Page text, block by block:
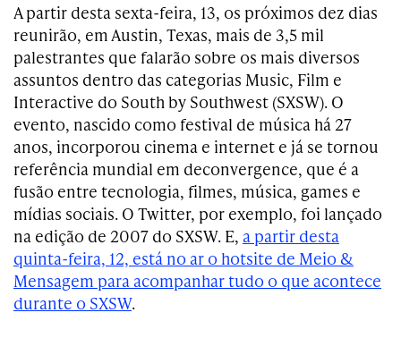
A partir desta sexta-feira, 13, os próximos dez dias
reunirão, em Austin, Texas, mais de 3,5 mil
palestrantes que falarão sobre os mais diversos
assuntos dentro das categorias Music, Film e
Interactive do South by Southwest (SXSW). O
evento, nascido como festival de música há 27
anos, incorporou cinema e internet e já se tornou
referência mundial em deconvergence, que é a
fusão entre tecnologia, filmes, música, games e
mídias sociais. O Twitter, por exemplo, foi lançado
na edição de 2007 do SXSW. E, a partir desta
quinta-feira, 12, está no ar o hotsite de Meio &
Mensagem para acompanhar tudo o que acontece
durante o SXSW.